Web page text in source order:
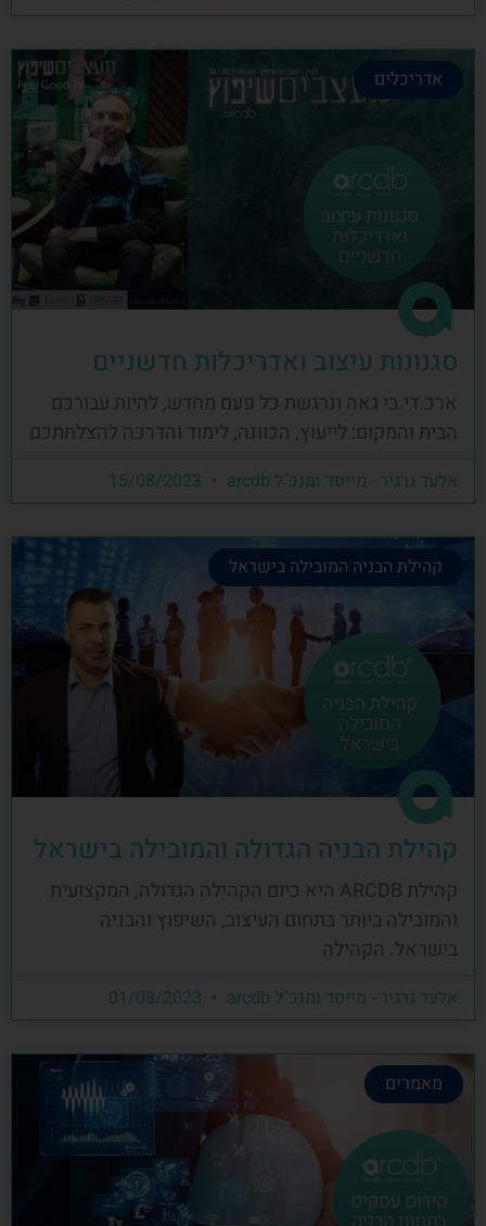
אדריכלים
סגנונות עיצוב ואדריכלות חדשניים
ארכ.די.בי גאה ונרגשת כל פעם מחדש, להיות עבורכם
הבית והמקום: לייעוץ, הכוונה, לימוד והדרכה להצלחתכם
אלעד גרגיר - מייסד ומנכ"ל arcdb
קהילת הבניה המובילה בישראל
קהילת הבניה הגדולה והמובילה בישראל
קהילת ARCDB היא כיום הקהילה הגדולה, המקצועית
והמובילה ביותר בתחום העיצוב, השיפוץ והבניה
בישראל. הקהילה
אלעד גרגיר - מייסד ומנכ"ל arcdb
מאמרים